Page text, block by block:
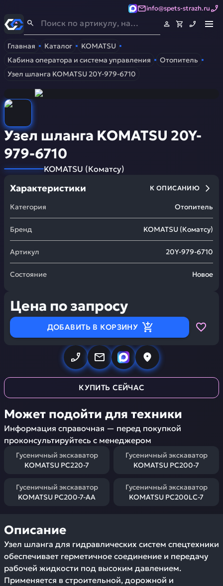
info@spets-strazh.ru
Спец-Страж- Запчасти для спецтехники
Главная Каталог
KOMATSU
Кабина оператора и система управления
Отопитель
Узел шланга KOMATSU 20Y-979-6710
Узел шланга KOMATSU 20Y-
979-6710
KOMATSU (Коматсу)
Характеристики К ОПИСАНИЮ
Категория Отопитель
Бренд KOMATSU (Коматсу)
Артикул 20Y-979-6710
Состояние Новое
Цена по запросу
ДОБАВИТЬ В КОРЗИНУ
КУПИТЬ СЕЙЧАС
Может подойти для техники
Информация справочная — перед покупкой
проконсультируйтесь с менеджером
Гусеничный экскаватор
KOMATSU PC220-7
Гусеничный экскаватор
KOMATSU PC200-7
Гусеничный экскаватор
KOMATSU PC200-7-AA
Гусеничный экскаватор
KOMATSU PC200LC-7
Описание
Узел шланга для гидравлических систем спецтехники
обеспечивает герметичное соединение и передачу
рабочей жидкости под высоким давлением.
Применяется в строительной, дорожной и